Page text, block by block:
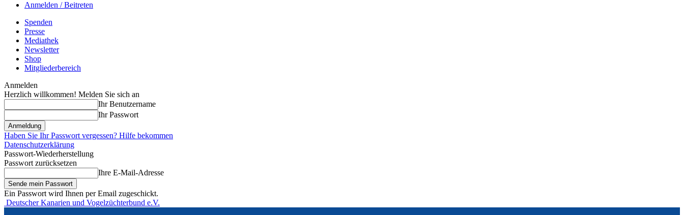
Anmelden / Beitreten
Spenden
Presse
Mediathek
Newsletter
Shop
Mitgliederbereich
Anmelden
Herzlich willkommen! Melden Sie sich an
Ihr Benutzername
Ihr Passwort
Haben Sie Ihr Passwort vergessen? Hilfe bekommen
Datenschutzerklärung
Passwort-Wiederherstellung
Passwort zurücksetzen
Ihre E-Mail-Adresse
Ein Passwort wird Ihnen per Email zugeschickt.
Deutscher Kanarien und Vogelzüchterbund e.V.